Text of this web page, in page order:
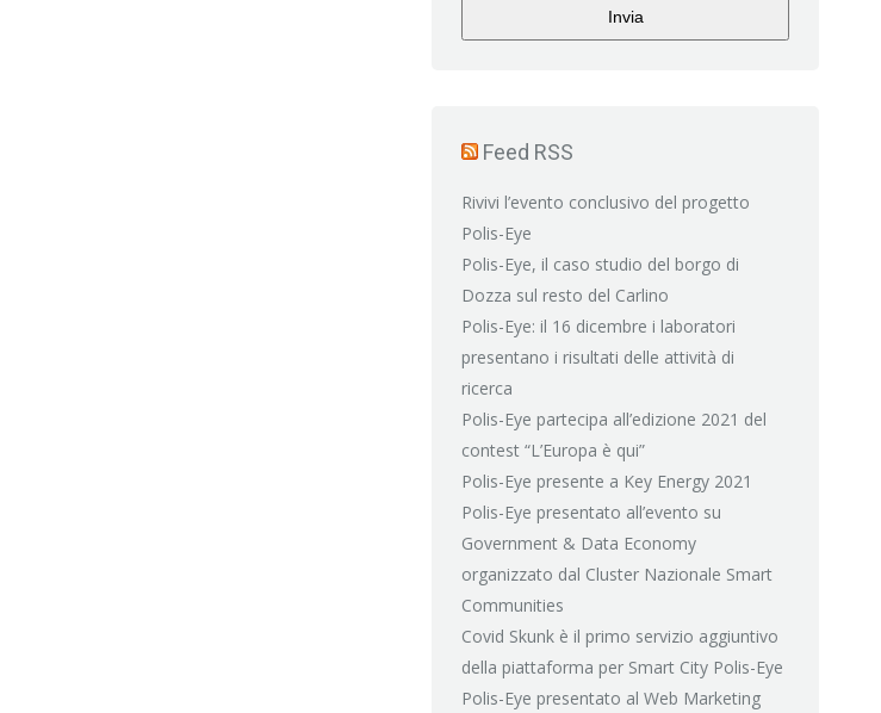
Invia
Feed RSS
Rivivi l’evento conclusivo del progetto
Polis-Eye
Polis-Eye, il caso studio del borgo di
Dozza sul resto del Carlino
Polis-Eye: il 16 dicembre i laboratori
presentano i risultati delle attività di
ricerca
Polis-Eye partecipa all’edizione 2021 del
contest “L’Europa è qui”
Polis-Eye presente a Key Energy 2021
Polis-Eye presentato all’evento su
Government & Data Economy
organizzato dal Cluster Nazionale Smart
Communities
Covid Skunk è il primo servizio aggiuntivo
della piattaforma per Smart City Polis-Eye
Polis-Eye presentato al Web Marketing